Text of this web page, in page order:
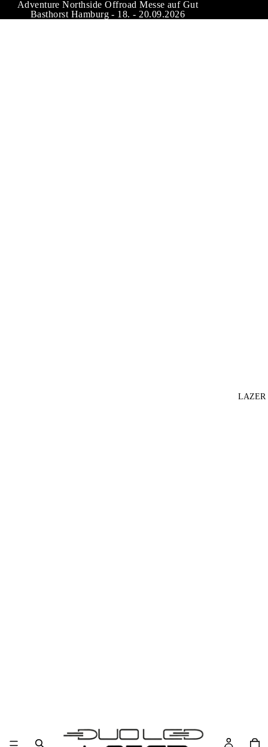
Adventure Northside Offroad Messe auf Gut
Basthorst Hamburg - 18. - 20.09.2026
LAZER